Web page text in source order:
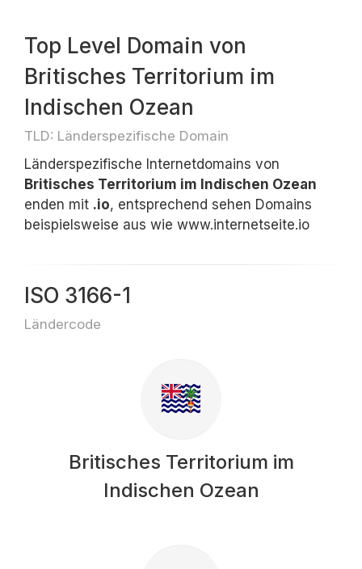
Top Level Domain von
Britisches Territorium im
Indischen Ozean
TLD: Länderspezifische Domain
Länderspezifische Internetdomains von
Britisches Territorium im Indischen Ozean
enden mit .io, entsprechend sehen Domains
beispielsweise aus wie www.internetseite.io
ISO 3166-1
Ländercode
Britisches Territorium im
Indischen Ozean